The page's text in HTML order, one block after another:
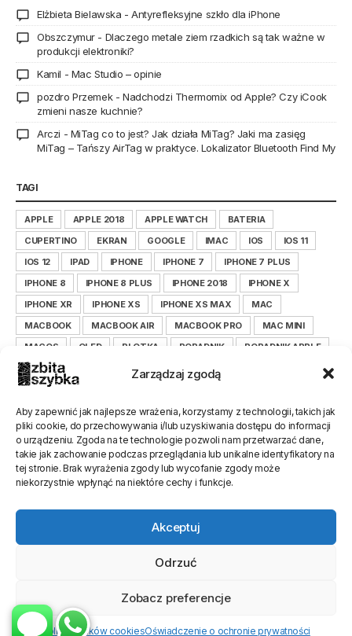
Zarządzaj zgodą
Aby zapewnić jak najlepsze wrażenia, korzystamy z technologii, takich jak
pliki cookie, do przechowywania i/lub uzyskiwania dostępu do informacji
o urządzeniu. Zgoda na te technologie pozwoli nam przetwarzać dane,
takie jak zachowanie podczas przeglądania lub unikalne identyfikatory na
tej stronie. Brak wyrażenia zgody lub wycofanie zgody może
niekorzystnie wpłynąć na niektóre cechy i funkcje.
Akceptuj
Odrzuć
Zobacz preferencje
Polityka plików cookiesOświadczenie o ochronie prywatności
Elżbieta Bielawska -Antyrefleksyjne szkło dla iPhone
Obszczymur- Dlaczego metale ziem rzadkich są tak ważne w
produkcji elektroniki?
Kamil - Mac Studio – opinie
pozdro Przemek- Nadchodzi Thermomix od Apple? Czy iCook
zmieni nasze kuchnie?
Arczi - MiTag co to jest? Jak działa MiTag? Jaki ma zasięg
MiTag – Tańszy AirTag w praktyce. Lokalizator Bluetooth Find My
TAGI
APPLE APPLE 2018 APPLE WATCH
BATERIA
CUPERTINO
EKRAN GOOGLE IMAC IOS
IOS 11
IOS 12
IPAD IPHONE IPHONE 7
IPHONE 7 PLUS
IPHONE 8
IPHONE 8 PLUS IPHONE 2018
IPHONE X
IPHONE XR
IPHONE XS IPHONE XS MAX
MAC
MACBOOK
MACBOOK AIR MACBOOK PRO
MAC MINI
MACOS
OLED PLOTKA PORADNIK
PORADNIK APPLE
PORADNIK IOS
PORADNIK IPHONE
PORADNIK ZBITASZYBKA.PL
SMARTFON
TIM COOK WYŚWIETLACZ
XIAOMI
XIAOMILEPSZE
XIAOMI POLSKA
ZBITASZYBKA
ZBITASZYBKA.PL